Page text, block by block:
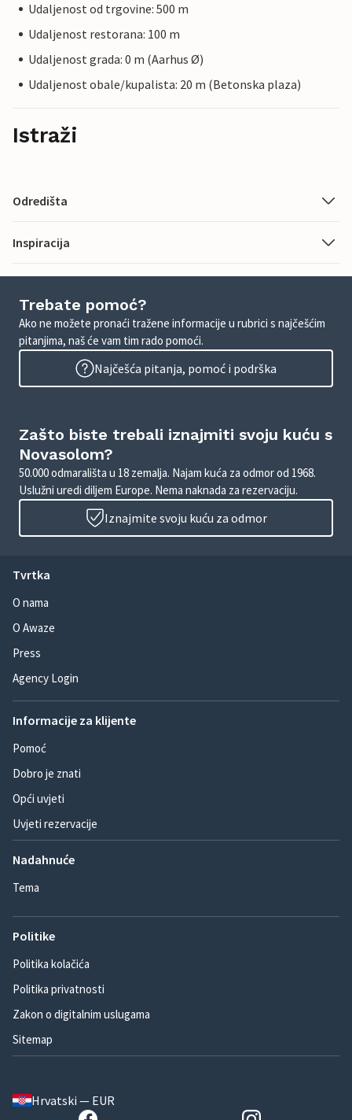
Udaljenost od trgovine: 500 m
Udaljenost restorana: 100 m
Udaljenost grada: 0 m (Aarhus Ø)
Udaljenost obale/kupalista: 20 m (Betonska plaza)
Istraži
Odredišta
Inspiracija
Trebate pomoć?
Ako ne možete pronaći tražene informacije u rubrici s najčešćim
pitanjima, naš će vam tim rado pomoći.
Najčešća pitanja, pomoć i podrška
Zašto biste trebali iznajmiti svoju kuću s
Novasolom?
50.000 odmarališta u 18 zemalja. Najam kuća za odmor od 1968.
Uslužni uredi diljem Europe. Nema naknada za rezervaciju.
Iznajmite svoju kuću za odmor
Tvrtka
O nama
O Awaze
Press
Agency Login
Informacije za klijente
Pomoć
Dobro je znati
Opći uvjeti
Uvjeti rezervacije
Nadahnuće
Tema
Politike
Politika kolačića
Politika privatnosti
Zakon o digitalnim uslugama
Sitemap
Hrvatski — EUR